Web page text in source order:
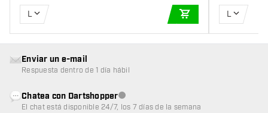
L
AÑADIR A LA
L
Enviar un e-mail
Respuesta dentro de 1 día hábil
Chatea con DartshopperAtención al cliente no disponible
El chat está disponible 24/7, los 7 días de la semana